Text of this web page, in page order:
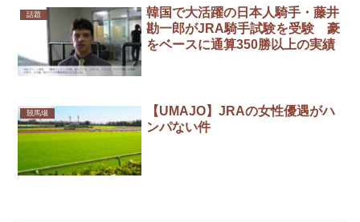
話題
韓国で大活躍の日本人騎手・藤井
勘一郎がJRA騎手試験を受験 豪
をベースに通算350勝以上の実績
競馬場
【UMAJO】JRAの女性優遇がハ
ンパない件